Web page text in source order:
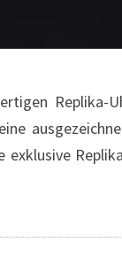
Replika-
exklusive